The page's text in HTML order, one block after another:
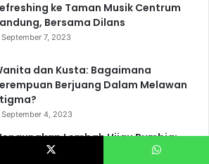
ke Taman Musik Centrum
Bersama Dilans
September 7, 2023
dan Kusta: Bagaimana
Berjuang Dalam Melawan
September 4, 2023
Lembah Hijau Rumbia:
Oase Kehijauan di Jeneponto